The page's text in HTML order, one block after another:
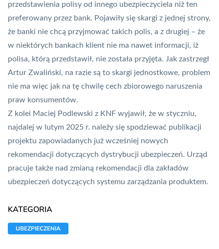
przedstawienia polisy od innego ubezpieczyciela niż ten
preferowany przez bank. Pojawiły się skargi z jednej strony,
że banki nie chcą przyjmować takich polis, a z drugiej – że
w niektórych bankach klient nie ma nawet informacji, iż
polisa, którą przedstawił, nie została przyjęta. Jak zastrzegł
Artur Zwaliński, na razie są to skargi jednostkowe, problem
nie ma więc jak na tę chwilę cech zbiorowego naruszenia
praw konsumentów.
Z kolei Maciej Podlewski z KNF wyjawił, że w styczniu,
najdalej w lutym 2025 r. należy się spodziewać publikacji
projektu zapowiadanych już wcześniej nowych
rekomendacji dotyczących dystrybucji ubezpieczeń. Urząd
pracuje także nad zmianą rekomendacji dla zakładów
ubezpieczeń dotyczących systemu zarządzania produktem.
KATEGORIA
UBEZPIECZENIA